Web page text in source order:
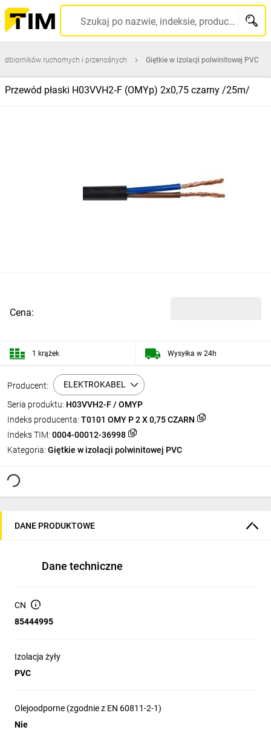
Szukaj po nazwie, indeksie, producencie, kodzie kreskowym...
ruchomych i przenośnych Giętkie w izolacji polwinitowej PVC
Przewód płaski H03VVH2‑F (OMYp) 2x0,75 czarny /25m/
Producent: ELEKTROKABEL
Seria produktu: H03VVH2-F / OMYP
Indeks producenta: T0101 OMY P 2 X 0,75 CZARN
Indeks TIM: 0004-00012-36998
Kategoria: Giętkie w izolacji polwinitowej PVC
Cena:
1 krążek Wysyłka w 24h
DANE PRODUKTOWE
Dane techniczne
CN
85444995
Izolacja żyły
PVC
Olejoodporne (zgodnie z EN 60811-2-1)
Nie